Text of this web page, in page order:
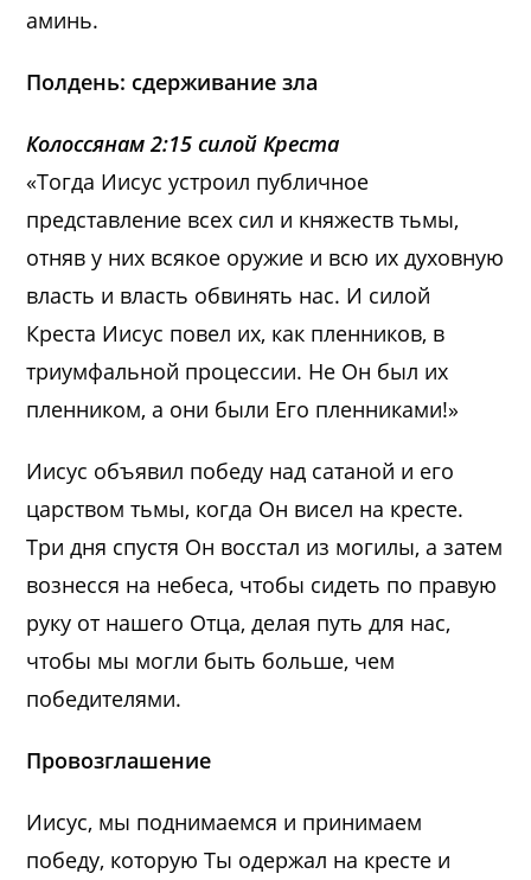
аминь.
Полдень: сдерживание зла
Колоссянам 2:15 силой Креста
«Тогда Иисус устроил публичное
представление всех сил и княжеств тьмы,
отняв у них всякое оружие и всю их духовную
власть и власть обвинять нас. И силой
Креста Иисус повел их, как пленников, в
триумфальной процессии. Не Он был их
пленником, а они были Его пленниками!»
Иисус объявил победу над сатаной и его
царством тьмы, когда Он висел на кресте.
Три дня спустя Он восстал из могилы, а затем
вознесся на небеса, чтобы сидеть по правую
руку от нашего Отца, делая путь для нас,
чтобы мы могли быть больше, чем
победителями.
Провозглашение
Иисус, мы поднимаемся и принимаем
победу, которую Ты одержал на кресте и